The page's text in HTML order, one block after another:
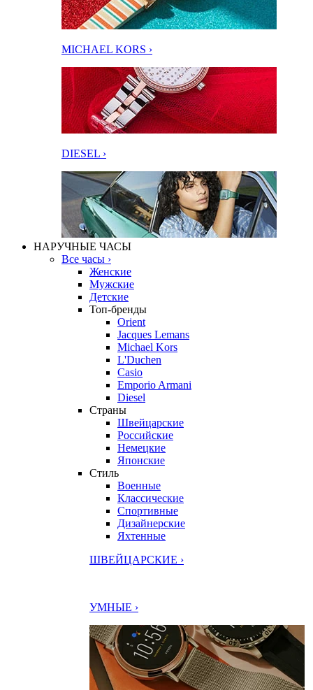
MICHAEL KORS ›
DIESEL ›
НАРУЧНЫЕ ЧАСЫ
Все часы ›
Женские
Мужские
Детские
Топ-бренды
Orient
Jacques Lemans
Michael Kors
L'Duchen
Casio
Emporio Armani
Diesel
Страны
Швейцарские
Российские
Немецкие
Японские
Стиль
Военные
Классические
Спортивные
Дизайнерские
Яхтенные
ШВЕЙЦАРСКИЕ ›
УМНЫЕ ›